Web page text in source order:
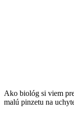
Ako biológ si viem
malú pinzetu na